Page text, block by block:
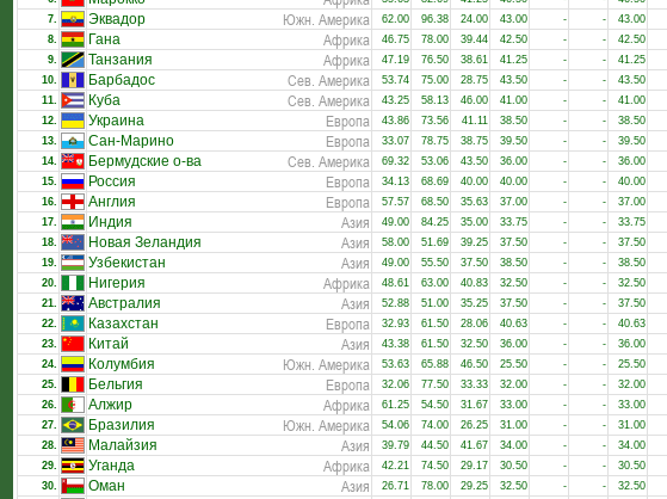
7. Эквадор Южн. Америка 62.00 96.38 24.00 43.00 - - 43.00
8. Гана Африка 46.75 78.00 39.44 42.50 - - 42.50
9. Танзания Африка 47.19 76.50 38.61 41.25 - - 41.25
10. Барбадос Сев. Америка 53.74 75.00 28.75 43.50 - - 43.50
11. Куба Сев. Америка 43.25 58.13 46.00 41.00 - - 41.00
12. Украина Европа 43.86 73.56 41.11 38.50 - - 38.50
13. Сан-Марино Европа 33.07 78.75 38.75 39.50 - - 39.50
14. Бермудские о-ва Сев. Америка 69.32 53.06 43.50 36.00 - - 36.00
15. Россия Европа 34.13 68.69 40.00 40.00 - - 40.00
16. Англия Европа 57.57 68.50 35.63 37.00 - - 37.00
17. Индия Азия 49.00 84.25 35.00 33.75 - - 33.75
18. Новая Зеландия Азия 58.00 51.69 39.25 37.50 - - 37.50
19. Узбекистан Азия 49.00 55.50 37.50 38.50 - - 38.50
20. Нигерия Африка 48.61 63.00 40.83 32.50 - - 32.50
21. Австралия Азия 52.88 51.00 35.25 37.50 - - 37.50
22. Казахстан Европа 32.93 61.50 28.06 40.63 - - 40.63
23. Китай Азия 43.38 61.50 32.50 36.00 - - 36.00
24. Колумбия Южн. Америка 53.63 65.88 46.50 25.50 - - 25.50
25. Бельгия Европа 32.06 77.50 33.33 32.00 - - 32.00
26. Алжир Африка 61.25 54.50 31.67 33.00 - - 33.00
27. Бразилия Южн. Америка 54.06 74.00 26.25 31.00 - - 31.00
28. Малайзия Азия 39.79 44.50 41.67 34.00 - - 34.00
29. Уганда Африка 42.21 74.50 29.17 30.50 - - 30.50
30. Оман Азия 26.71 78.00 29.25 32.50 - - 32.50